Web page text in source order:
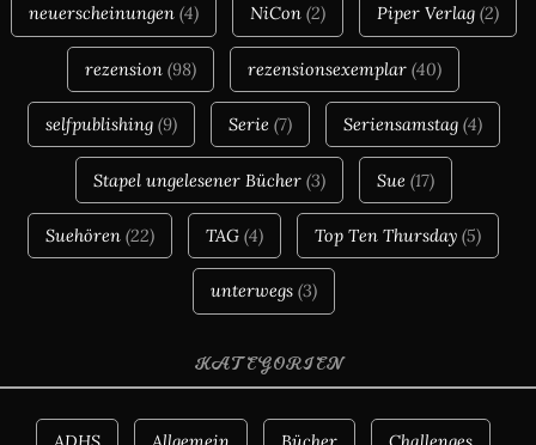
neuerscheinungen(4) NiCon(2) Piper Verlag(2)
rezension (98) rezensionsexemplar (40)
selfpublishing(9) Serie (7) Seriensamstag(4)
Stapel ungelesener Bücher(3) Sue (17)
Suehören (22) TAG (4) Top Ten Thursday (5)
unterwegs(3)
KATEGORIEN